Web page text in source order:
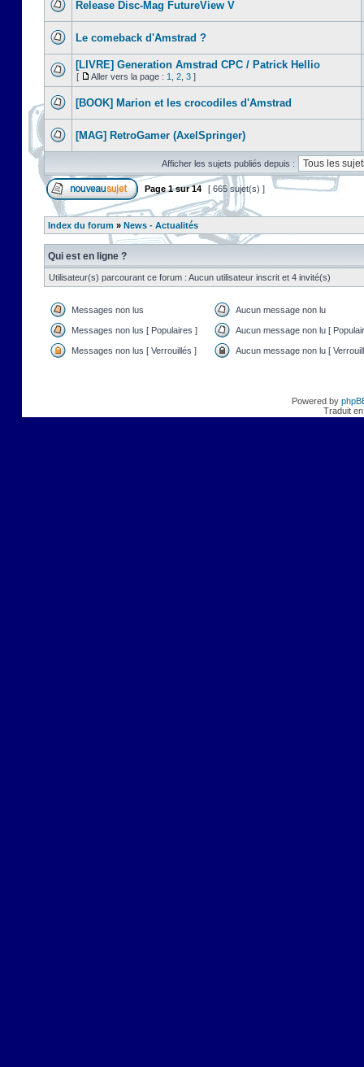
Release Disc-Mag FutureView V
Le comeback d'Amstrad ?
[LIVRE] Generation Amstrad CPC / Patrick Hellio
[ Aller vers la page : 1 2 3 ]
[BOOK] Marion et les crocodiles d'Amstrad
[MAG] RetroGamer (AxelSpringer)
Afficher les sujets publiés depuis :
Page1sur14 [ 665 sujet(s) ]
Index du forum » News - Actualités
Qui est en ligne ?
Utilisateur(s) parcourant ce forum : Aucun utilisateur inscrit et 4 invité(s)
Messages non lus Aucun message non lu
Messages non lus [ Populaires ] Aucun message non lu [
Messages non lus [ Verrouillés ] Aucun message non lu [
Powered by
Traduit